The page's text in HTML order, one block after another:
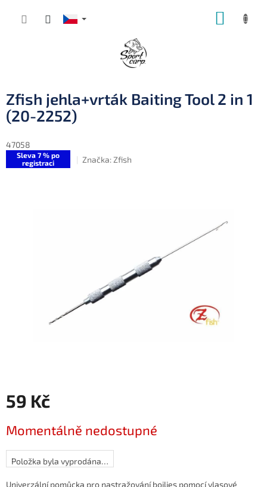
Zfish jehla+vrták Baiting Tool 2 in 1
(20-2252)
47058
Sleva 7 % po
registraci
Značka: Zfish
59 Kč
cena:
Momentálně nedostupné
Položka byla vyprodána…
Univerzální pomůcka pro nastražování boilies pomocí vlasové